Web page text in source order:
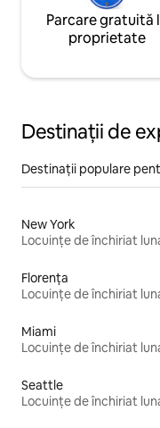
Parcare gratuită
proprietate
Destinații de
Destinații populare
New York
Locuințe de închiriat
Florența
Locuințe de închiriat
Miami
Locuințe de închiriat
Seattle
Locuințe de închiriat